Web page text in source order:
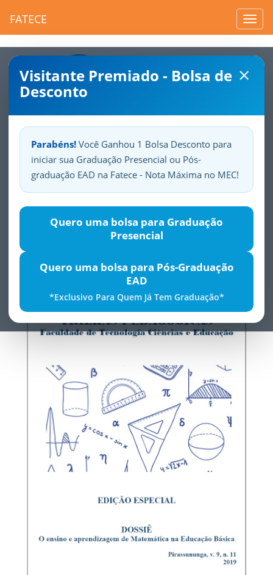
FATECE
×
Visitante Premiado - Bolsa de
Desconto
Parabéns! Você Ganhou 1 Bolsa Desconto para
iniciar sua Graduação Presencial ou Pós-
graduação EAD na Fatece - Nota Máxima no MEC!
Quero uma bolsa para Graduação
Presencial
Quero uma bolsa para Pós-Graduação
EAD
*Exclusivo Para Quem Já Tem Graduação*
SuaFatece.Seuorgulho.
navigation
EDIÇÃO 2019 - Volume 9 - Edição Especial